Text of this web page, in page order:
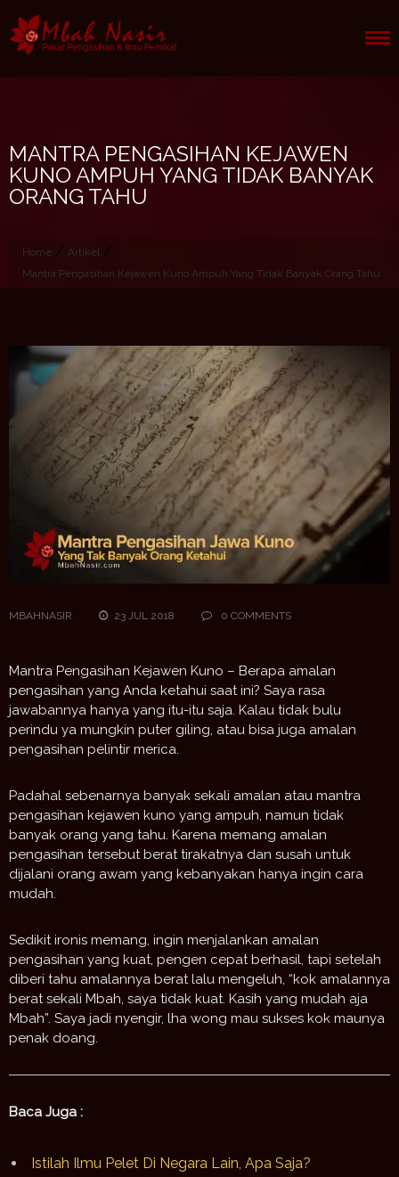
to
content
MANTRA PENGASIHAN KEJAWEN
KUNO AMPUH YANG TIDAK BANYAK
ORANG TAHU
Home / Artikel /
Mantra Pengasihan Kejawen Kuno Ampuh Yang Tidak Banyak Orang Tahu
MBAHNASIR 23 JUL 2018 0 COMMENTS
Mantra Pengasihan Kejawen Kuno – Berapa amalan
pengasihan yang Anda ketahui saat ini? Saya rasa
jawabannya hanya yang itu-itu saja. Kalau tidak bulu
perindu ya mungkin puter giling, atau bisa juga amalan
pengasihan pelintir merica.
Padahal sebenarnya banyak sekali amalan atau mantra
pengasihan kejawen kuno yang ampuh, namun tidak
banyak orang yang tahu. Karena memang amalan
pengasihan tersebut berat tirakatnya dan susah untuk
dijalani orang awam yang kebanyakan hanya ingin cara
mudah.
Sedikit ironis memang, ingin menjalankan amalan
pengasihan yang kuat, pengen cepat berhasil, tapi setelah
diberi tahu amalannya berat lalu mengeluh, “kok amalannya
berat sekali Mbah, saya tidak kuat. Kasih yang mudah aja
Mbah”. Saya jadi nyengir, lha wong mau sukses kok maunya
penak doang.
Baca Juga :
Istilah Ilmu Pelet Di Negara Lain, Apa Saja?